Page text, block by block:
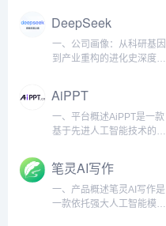
白也能轻松玩转AI。产品功
能：AI作图：用户可以通过
文字描述生成各种风格的图
个分享和交流AI提示词的平
台，帮助大家更...
新手还是资深作者，墨狐AI
都能帮助你在创作过程中轻
松应对情节编排、人物设
核心功能智能剧情生成墨狐
AI可以根据用户提供的基本
设定，自动生成丰富的故事
框架，避免创作时遇到的“卡
文”问题。人物塑造与对话编
排墨狐AI...
DeepSeek
一、公司画像：从科研基因
到产业重构的进化史深度求
率”为核心理念的人工智能公
司，创始团队由清华大学、
北京大学等顶尖高校的AI科
立之初即获得红杉中国、高
瓴资本等机构超5亿美元A轮
融资，估值突破30亿美元，
AiPPT
一、平台概述AiPPT是一款
基于先进人工智能技术的智
于为用户提供一种快速、高
效且专业的PPT制作体验。
无论是商务演示、教育课
件、项目路演还是日常工作
笔灵AI写作
一、产品概述笔灵AI写作是
一款依托强大人工智能模型